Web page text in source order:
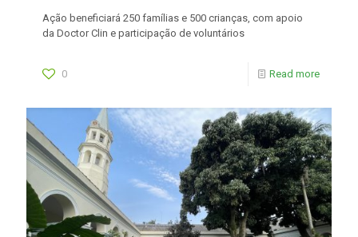
Ação beneficiará 250 famílias e 500 crianças, com apoio
da Doctor Clin e participação de voluntários
0 Read more